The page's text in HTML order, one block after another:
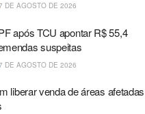
DE AGOSTO DE 2026
após TCU apontar R$ 55,4
suspeitas
DE AGOSTO DE 2026
liberar venda de áreas afetadas